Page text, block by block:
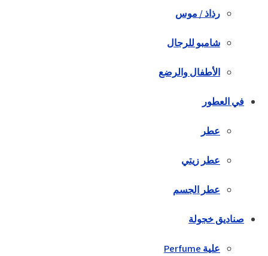
رذاذ / موس
شامبو للرجال
الأطفال والرضع
في العطور
عطر
عطر زيتي
عطر الجسم
صناديق خجولة
علية Perfume